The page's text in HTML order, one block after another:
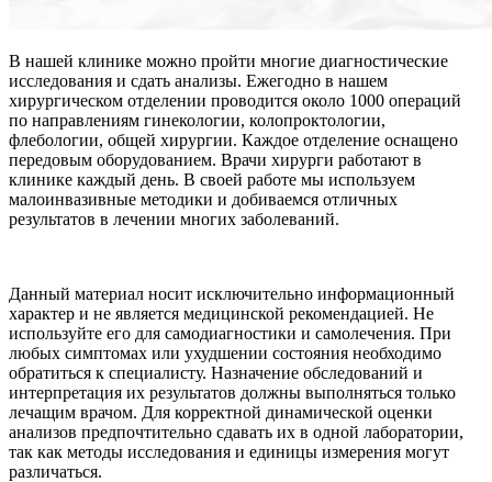
В нашей клинике можно пройти многие диагностические
исследования и сдать анализы. Ежегодно в нашем
хирургическом отделении проводится около 1000 операций
по направлениям гинекологии, колопроктологии,
флебологии, общей хирургии. Каждое отделение оснащено
передовым оборудованием. Врачи хирурги работают в
клинике каждый день. В своей работе мы используем
малоинвазивные методики и добиваемся отличных
результатов в лечении многих заболеваний.
Данный материал носит исключительно информационный
характер и не является медицинской рекомендацией. Не
используйте его для самодиагностики и самолечения. При
любых симптомах или ухудшении состояния необходимо
обратиться к специалисту. Назначение обследований и
интерпретация их результатов должны выполняться только
лечащим врачом. Для корректной динамической оценки
анализов предпочтительно сдавать их в одной лаборатории,
так как методы исследования и единицы измерения могут
различаться.